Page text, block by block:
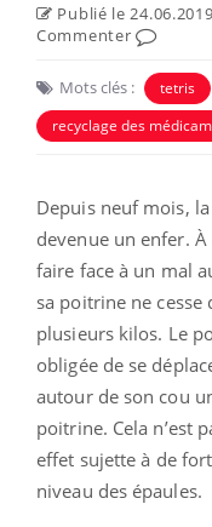
Publié le
Commenter
Mots clés : tetris
recyclage des
Depuis neuf mois,
devenue un enfer.
faire face à un mal
sa poitrine ne cesse
plusieurs kilos. Le
obligée de se
autour de son cou
poitrine. Cela n’est
effet sujette à de
niveau des épaules.